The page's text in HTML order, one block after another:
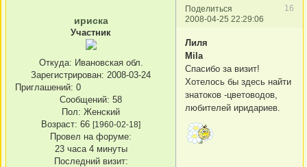
Поделиться
16
2008-04-25 22:29:06
ириска
Участник
Откуда: Ивановская обл.
Зарегистрирован: 2008-03-24
Приглашений: 0
Сообщений: 58
Пол: Женский
Возраст: 66 [1960-02-18]
Провел на форуме:
23 часа 4 минуты
Последний визит:
Лиля
Mila
Спасибо за визит!
Хотелось бы здесь найти
знатоков -цветоводов,
любителей иридариев.